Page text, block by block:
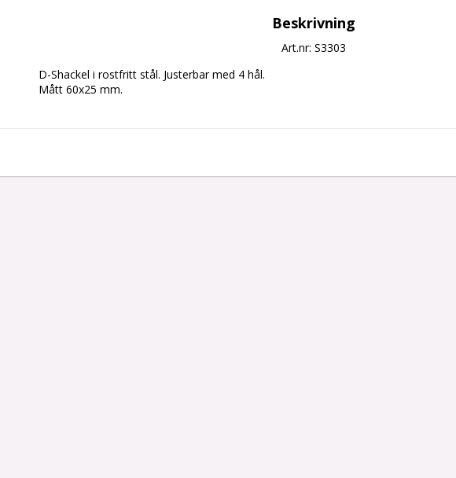
Beskrivning
Art.nr: S3303
D-Shackel i rostfritt stål. Justerbar med 4 hål.
Mått 60x25 mm.